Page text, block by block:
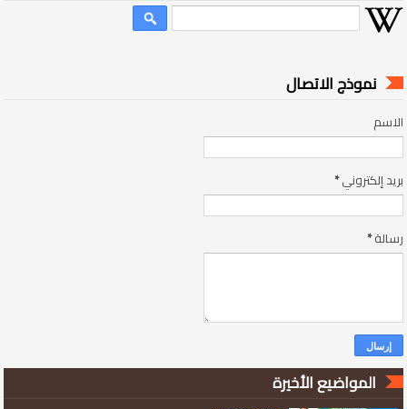
نموذج الاتصال
الاسم
بريد إلكتروني*
رسالة*
المواضيع الأخيرة